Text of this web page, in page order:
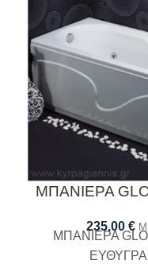
ΜΠΑΝΙΕΡΑ
235,00 €
ΜΠΑΝΙΕΡΑ